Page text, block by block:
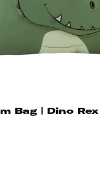
Bag | Dino Rex |